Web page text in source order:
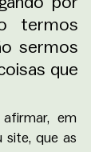
termos
sermos
que
em
site, que as